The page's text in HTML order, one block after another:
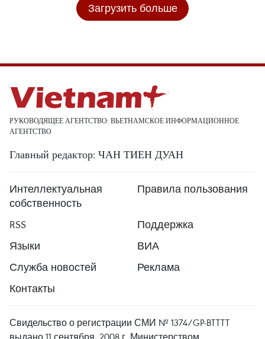
Загрузить больше
РУКОВОДЯЩЕЕ АГЕНТСТВО: ВЬЕТНАМСКОЕ ИНФОРМАЦИОННОЕ
АГЕНТСТВО
Главный редактор: ЧАН ТИЕН ДУАН
Интеллектуальная
собственность
Правила пользования
RSS
Поддержка
Языки
ВИА
Служба новостей
Реклама
Контакты
Свидельство о регистрации СМИ № 1374/GP-BTTTT
выдано 11 сентября, 2008 г. Министерством